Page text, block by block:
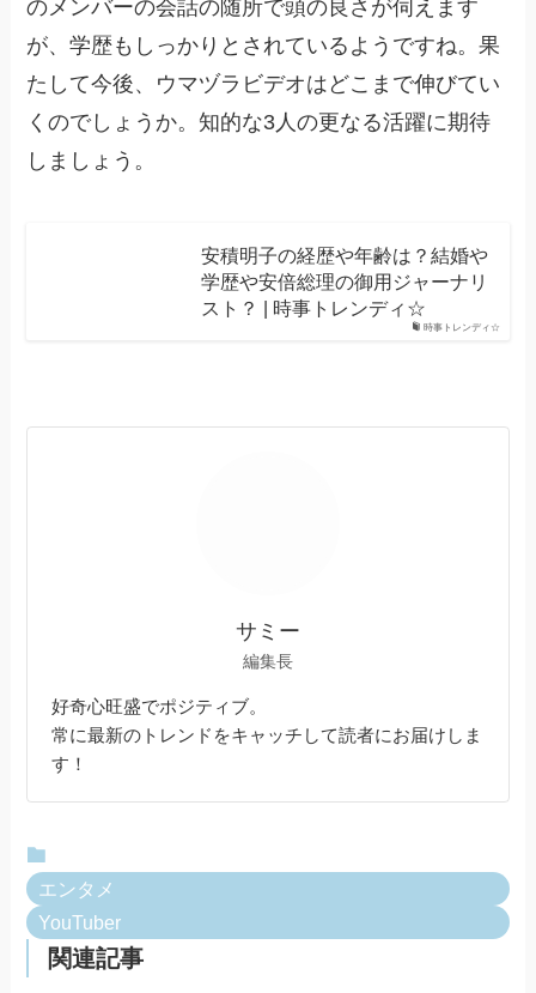
のメンバーの会話の随所で頭の良さが伺えます
が、学歴もしっかりとされているようですね。果
たして今後、ウマヅラビデオはどこまで伸びてい
くのでしょうか。知的な3人の更なる活躍に期待
しましょう。
時事トレンディ☆
安積明子の経歴や年齢は？結婚や
学歴や安倍総理の御用ジャーナリ
スト？ | 時事トレンディ☆
サミー
編集長
好奇心旺盛でポジティブ。
常に最新のトレンドをキャッチして読者にお届けしま
す！
エンタメ
YouTuber
関連記事